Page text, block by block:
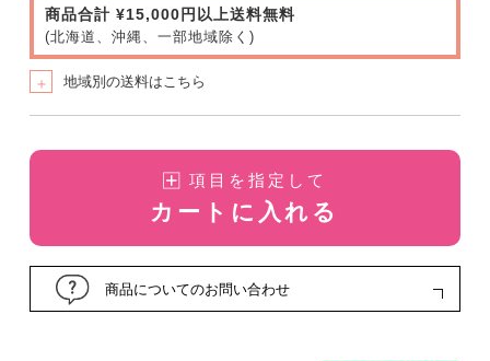
商品合計 ¥15,000円以上送料無料
(北海道、沖縄、一部地域除く)
＋ 地域別の送料はこちら
項目を指定して
カートに入れる
商品についてのお問い合わせ